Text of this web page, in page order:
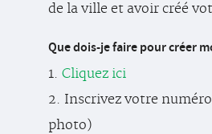
de la ville et avoir créé
Que dois-je faire pour créer
1. Cliquez ici
2. Inscrivez votre
photo)